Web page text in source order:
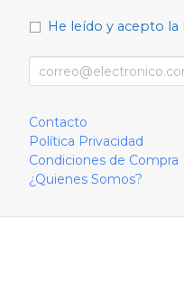
He leído y acepto la
Contacto
Política Privacidad
Condiciones de Compra
¿Quienes Somos?